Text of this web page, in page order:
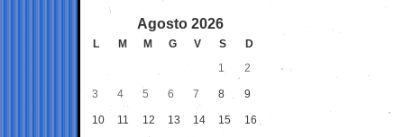
Agosto 2026
L M M G V S
D
1
2
3 4 5 6 7 8 9
10 11 12 13 14 15 16